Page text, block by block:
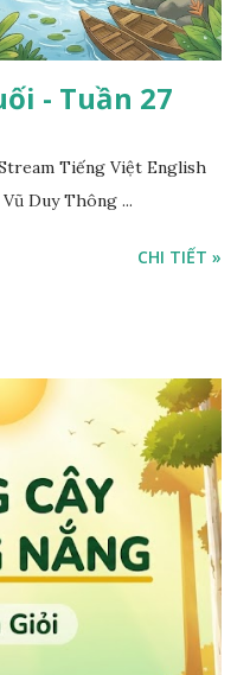
- Tuần 27
Tiếng Việt English
Duy Thông ...
CHI TIẾT »